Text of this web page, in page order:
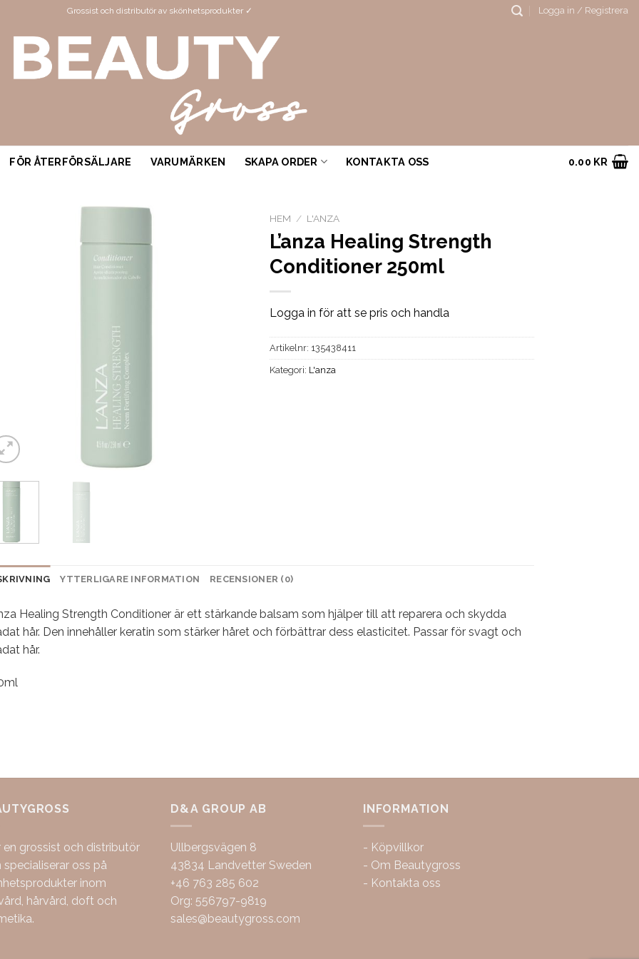
Grossist och distributör av skönhetsprodukter ✓ Logga in / Registrera
FÖR ÅTERFÖRSÄLJARE VARUMÄRKEN SKAPA ORDER KONTAKTA OSS 0.00 KR
HEM / L'ANZA
L’anza Healing Strength
Conditioner 250ml
Logga in för att se pris och handla
Artikelnr: 135438411
Kategori: L'anza
YTTERLIGARE INFORMATION RECENSIONER (0)
Healing Strength Conditioner är ett stärkande balsam som hjälper till att reparera och skydda
hår. Den innehåller keratin som stärker håret och förbättrar dess elasticitet. Passar för svagt och
hår.
en grossist och distributör
specialiserar oss på
inom
hårvård, doft och
D&A GROUP AB
Ullbergsvägen 8
43834 Landvetter Sweden
+46 763 285 602
Org: 556797-9819
sales@beautygross.com
INFORMATION
- Köpvillkor
- Om Beautygross
- Kontakta oss